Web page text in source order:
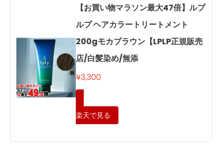
【お買い物マラソン最大47倍】ルプ
ルプ ヘアカラートリートメント
200gモカブラウン【LPLP正規販売
店/白髪染め/無添
¥3,300
楽天で見る